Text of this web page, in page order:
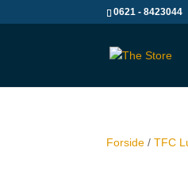
0621 - 8423044
Forside /TFC